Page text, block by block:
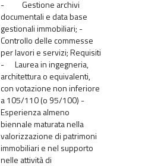
- Gestione archivi
documentali e data base
gestionali immobiliari; -
Controllo delle commesse
per lavori e servizi; Requisiti
- Laurea in ingegneria,
architettura o equivalenti,
con votazione non inferiore
a 105/110 (o 95/100) -
Esperienza almeno
biennale maturata nella
valorizzazione di patrimoni
immobiliari e nel supporto
nelle attività di